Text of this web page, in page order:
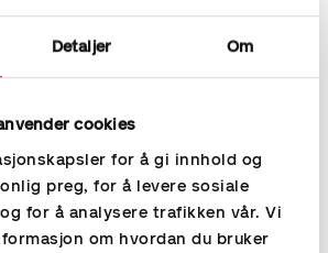
Detaljer Om
cookies
for å gi innhold og
preg, for å levere sosiale
for å analysere trafikken vår. Vi
om hvordan du bruker
i 2025
til en ansatt som blir syk,
sin arbeidsgiver? Dykk dypere
sykefraværet.